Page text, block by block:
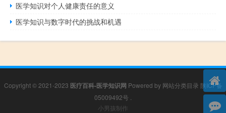
医学知识对个人健康责任的意义
医学知识与数字时代的挑战和机遇
Copyright © 2021-2023 医疗百科-医学知识网 Powered by 网站分类目录 陕ICP备
05009492号
小男孩制作